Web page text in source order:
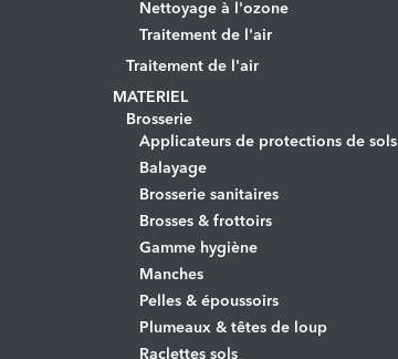
Nettoyage à l'ozone
Traitement de l'air
Traitement de l'air
MATERIEL
Brosserie
Applicateurs de protections de sols
Balayage
Brosserie sanitaires
Brosses & frottoirs
Gamme hygiène
Manches
Pelles & époussoirs
Plumeaux & têtes de loup
Raclettes sols